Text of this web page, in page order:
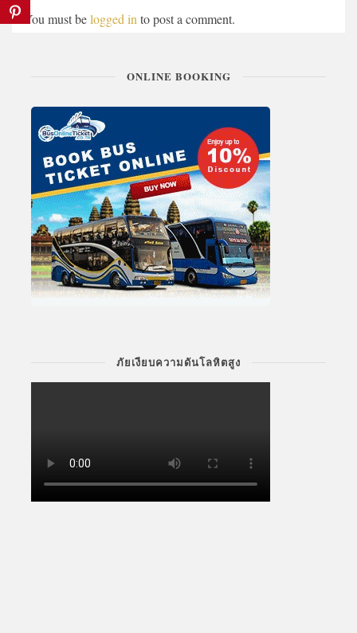
You must belogged into post a comment.
ONLINE BOOKING
ภัยเงียบความดันโลหิตสูง